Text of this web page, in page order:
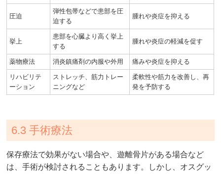
圧迫
弾性包帯などで患部を圧
迫する
腫れや炎症を抑える
挙上
患部を心臓より高く挙上
する
腫れや炎症の軽減を促す
薬物療法 消炎鎮痛剤の内服や外用 痛みや炎症を抑える
リハビリテ
ーション
ストレッチ、筋力トレー
ニングなど
柔軟性や筋力を改善し、再
発を予防する
6.3 手術療法
保存療法で効果がない場合や、遊離骨片がある場合など
は、手術が検討されることもあります。しかし、オスグッ